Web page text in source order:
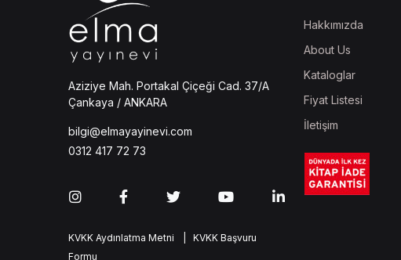
Aziziye Mah. Portakal Çiçeği Cad. 37/A
Çankaya / ANKARA
bilgi@elmayayinevi.com
0312 417 72 73
KVKK Aydınlatma Metni
| KVKK Başvuru
Formu
Hakkımızda
About Us
Kataloglar
Fiyat Listesi
İletişim